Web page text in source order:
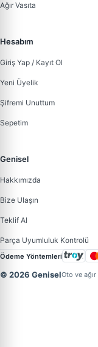
Ağır Vasıta
Hesabım
Giriş Yap / Kayıt Ol
Yeni Üyelik
Şifremi Unuttum
Sepetim
Genisel
Hakkımızda
Bize Ulaşın
Teklif Al
Parça Uyumluluk Kontrolü
Ödeme Yöntemleri
© 2026 GeniselOto ve